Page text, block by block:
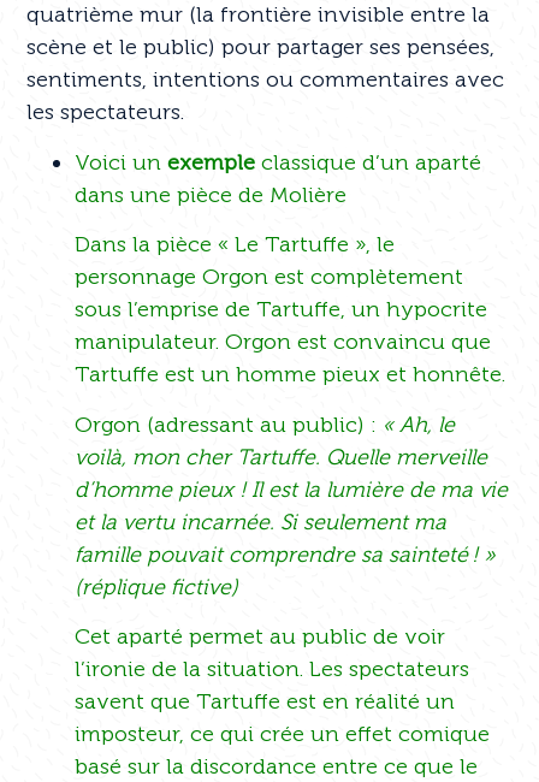
quatrième mur (la frontière invisible entre la
scène et le public) pour partager ses pensées,
sentiments, intentions ou commentaires avec
les spectateurs.
Voici unexemple classique d’un aparté
dans une pièce de Molière
Dans la pièce « Le Tartuffe », le
personnage Orgon est complètement
sous l’emprise de Tartuffe, un hypocrite
manipulateur. Orgon est convaincu que
Tartuffe est un homme pieux et honnête.
Orgon (adressant au public) : « Ah, le
voilà, mon cher Tartuffe. Quelle merveille
d’homme pieux ! Il est la lumière de ma vie
et la vertu incarnée. Si seulement ma
famille pouvait comprendre sa sainteté ! »
(réplique fictive)
Cet aparté permet au public de voir
l’ironie de la situation. Les spectateurs
savent que Tartuffe est en réalité un
imposteur, ce qui crée un effet comique
basé sur la discordance entre ce que le